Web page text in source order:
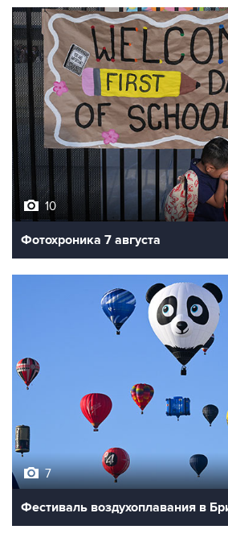
10
Фотохроника 7 августа
7
Фестиваль воздухоплавания в